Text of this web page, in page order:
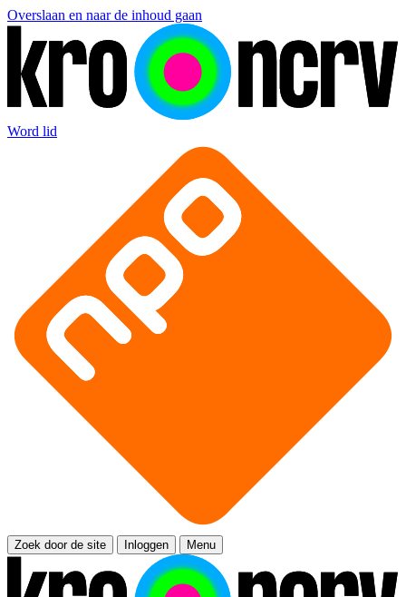
Overslaan en naar de inhoud gaan
Word lid
Zoek door de site Inloggen Menu